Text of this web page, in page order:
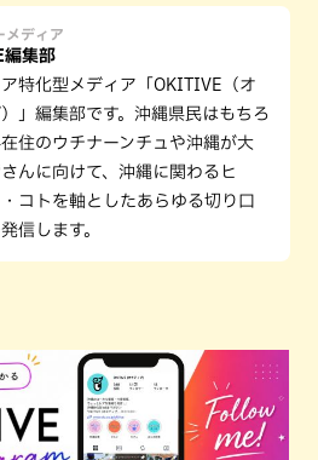
メディア
集部
特化型メディア「OKITIVE（オ
」編集部です。沖縄県民はもちろ
住のウチナーンチュや沖縄が大
んに向けて、沖縄に関わるヒ
・コトを軸としたあらゆる切り口
信します。